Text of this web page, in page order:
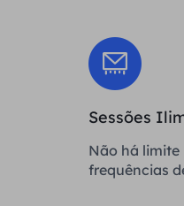
Sessões
Não há limite
frequências